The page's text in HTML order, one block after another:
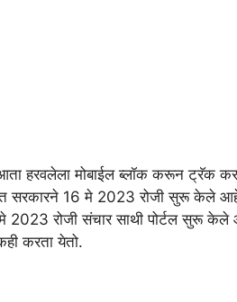
हरवलेला मोबाईल ब्लॉक करून ट्रॅक
सरकारने 16 मे 2023 रोजी सुरू केले आहे.
2023 रोजी संचार साथी पोर्टल सुरू केले
करता येतो.